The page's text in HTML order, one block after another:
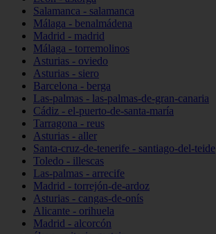
Salamanca - salamanca
Málaga - benalmádena
Madrid - madrid
Málaga - torremolinos
Asturias - oviedo
Asturias - siero
Barcelona - berga
Las-palmas - las-palmas-de-gran-canaria
Cádiz - el-puerto-de-santa-maría
Tarragona - reus
Asturias - aller
Santa-cruz-de-tenerife - santiago-del-teide
Toledo - illescas
Las-palmas - arrecife
Madrid - torrejón-de-ardoz
Asturias - cangas-de-onís
Alicante - orihuela
Madrid - alcorcón